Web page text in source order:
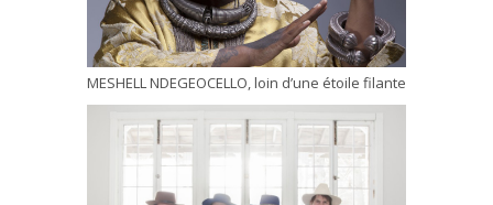
MESHELL NDEGEOCELLO, loin d’une étoile filante